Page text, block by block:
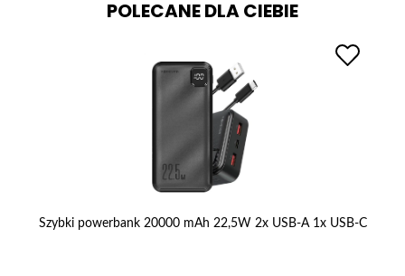
POLECANE DLA CIEBIE
Szybki powerbank 20000 mAh 22,5W 2x USB-A 1x USB-C